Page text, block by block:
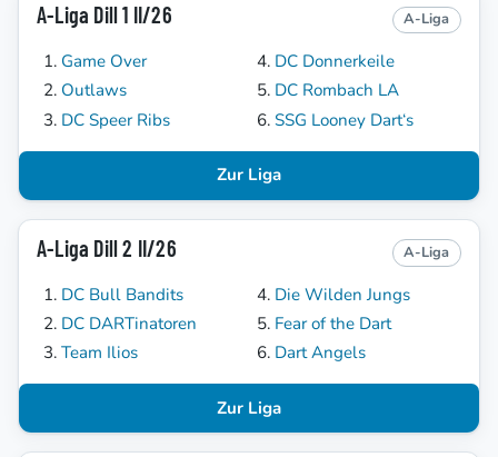
A-Liga Dill 1 II/26 A-Liga
Game Over
Outlaws
DC Speer Ribs
DC Donnerkeile
DC Rombach LA
SSG Looney Dart‘s
Zur Liga
A-Liga Dill 2 II/26 A-Liga
DC Bull Bandits
DC DARTinatoren
Team Ilios
Die Wilden Jungs
Fear of the Dart
Dart Angels
Zur Liga